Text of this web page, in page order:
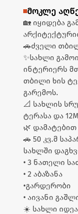
მოკლე
🏡 იყიდება
🚗ძველი
✨სახლი
ინტერიერს
თბილი ხის
გარემოს.
📐 სახლის
ტერასა და
🌿 დამატებით
🚗 50 კვ.მ
სახლში
• 3 ნათელი
• 2 აბაზანა
•გარდერობი
• აივანი
☀️ სახლი